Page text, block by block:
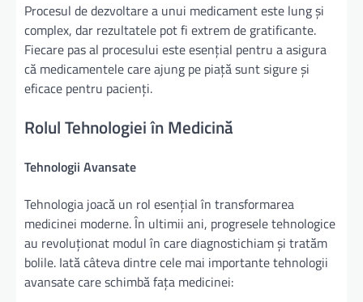
Procesul de dezvoltare a unui medicament este lung și
complex, dar rezultatele pot fi extrem de gratificante.
Fiecare pas al procesului este esențial pentru a asigura
că medicamentele care ajung pe piață sunt sigure și
eficace pentru pacienți.
Rolul Tehnologiei în Medicină
Tehnologii Avansate
Tehnologia joacă un rol esențial în transformarea
medicinei moderne. În ultimii ani, progresele tehnologice
au revoluționat modul în care diagnostichiam și tratăm
bolile. Iată câteva dintre cele mai importante tehnologii
avansate care schimbă fața medicinei: